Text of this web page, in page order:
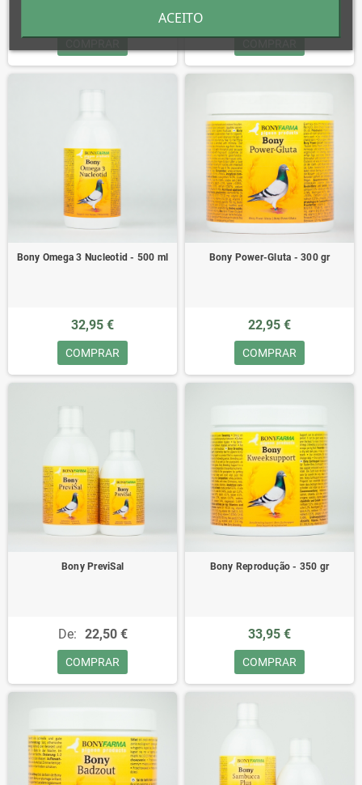
Bony Omega 3 Nucleotid - 500 ml
32,95 €
COMPRAR
Bony Power-Gluta - 300 gr
22,95 €
COMPRAR
Bony PreviSal
De: 22,50 €
COMPRAR
Bony Reprodução - 350 gr
33,95 €
COMPRAR
ACEITO